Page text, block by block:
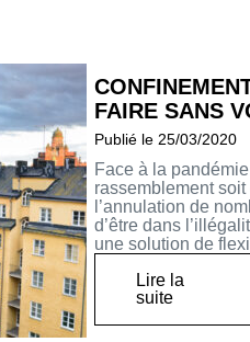
FAIRE SANS
Publié le 25/03/2020
Face à la
rassemblement
l’annulation de
d’être dans
une solution de
Lire la
suite